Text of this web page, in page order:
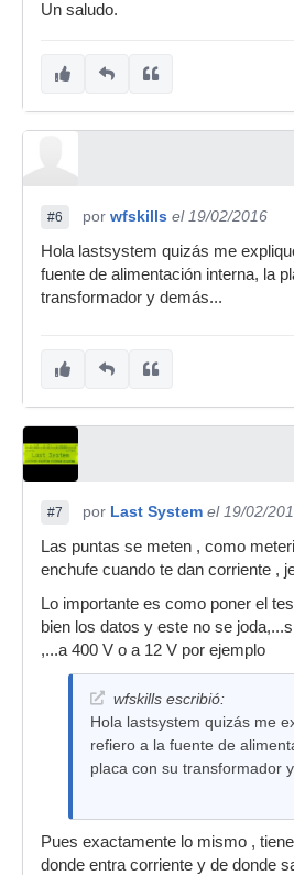
Un saludo.
#6 por wfskills el 19/02/2016
Hola lastsystem quizás me
fuente de alimentación interna, la
transformador y demás...
#7 por Last System el 19/02/
Las puntas se meten , como
enchufe cuando te dan corriente ,
Lo importante es como poner el
bien los datos y este no se
,...a 400 V o a 12 V por ejemplo
wfskills escribió:
Hola lastsystem quizás me
refiero a la fuente de
placa con su transformador
Pues exactamente lo mismo ,
donde entra corriente y de donde